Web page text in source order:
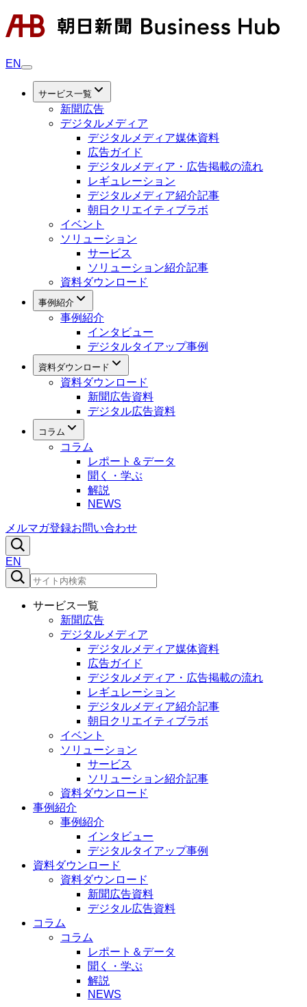
EN
サービス一覧
新聞広告
デジタルメディア
デジタルメディア媒体資料
広告ガイド
デジタルメディア・広告掲載の流れ
レギュレーション
デジタルメディア紹介記事
朝日クリエイティブラボ
イベント
ソリューション
サービス
ソリューション紹介記事
資料ダウンロード
事例紹介
事例紹介
インタビュー
デジタルタイアップ事例
資料ダウンロード
資料ダウンロード
新聞広告資料
デジタル広告資料
コラム
コラム
レポート＆データ
聞く・学ぶ
解説
NEWS
メルマガ登録お問い合わせ
EN
サービス一覧
新聞広告
デジタルメディア
デジタルメディア媒体資料
広告ガイド
デジタルメディア・広告掲載の流れ
レギュレーション
デジタルメディア紹介記事
朝日クリエイティブラボ
イベント
ソリューション
サービス
ソリューション紹介記事
資料ダウンロード
事例紹介
事例紹介
インタビュー
デジタルタイアップ事例
資料ダウンロード
資料ダウンロード
新聞広告資料
デジタル広告資料
コラム
コラム
レポート＆データ
聞く・学ぶ
解説
NEWS